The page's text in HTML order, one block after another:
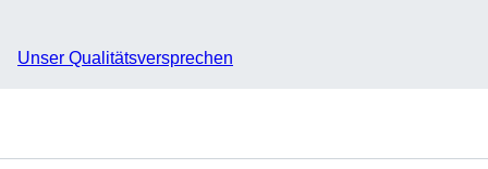
Unser Qualitätsversprechen